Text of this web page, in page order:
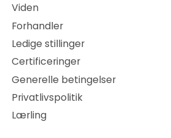
Viden
Forhandler
Ledige stillinger
Certificeringer
Generelle betingelser
Privatlivspolitik
Lærling